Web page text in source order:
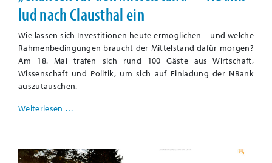
lud nach Clausthal ein
Wie lassen sich Investitionen heute ermöglichen – und welche
Rahmenbedingungen braucht der Mittelstand dafür morgen?
Am 18. Mai trafen sich rund 100 Gäste aus Wirtschaft,
Wissenschaft und Politik, um sich auf Einladung der NBank
auszutauschen.
Weiterlesen …